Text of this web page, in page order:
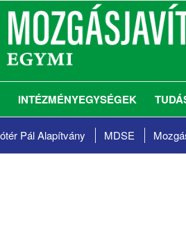
INTÉZMÉNYEGYSÉGEK
Pál Alapítvány MDSE